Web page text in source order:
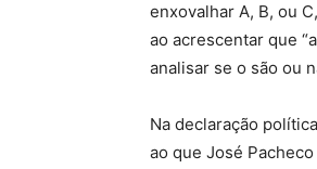
enxovalhar A, B, ou
ao acrescentar que
analisar se o são ou
Na declaração
ao que José